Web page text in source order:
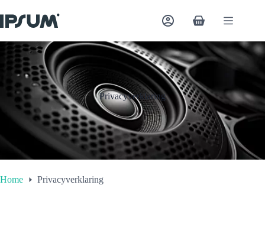
naar
de
Winkelwagen
Privacyverklaring
Home Privacyverklaring